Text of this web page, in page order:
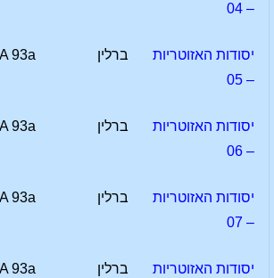
– 04
יסודות האזוטריות
– 05
ברלין 93a
יסודות האזוטריות
– 06
ברלין 93a
יסודות האזוטריות
– 07
ברלין 93a
יסודות האזוטריות
ברלין 93a